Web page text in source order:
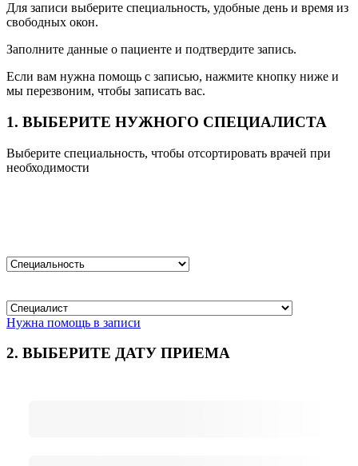
Для записи выберите специальность, удобные день и время из
свободных окон.
Заполните данные о пациенте и подтвердите запись.
Если вам нужна помощь с записью, нажмите кнопку ниже и
мы перезвоним, чтобы записать вас.
1. ВЫБЕРИТЕ НУЖНОГО СПЕЦИАЛИСТА
Выберите специальность, чтобы отсортировать врачей при
необходимости
Нужна помощь в записи
2. ВЫБЕРИТЕ ДАТУ ПРИЕМА